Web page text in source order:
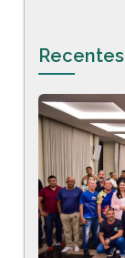
Recentes